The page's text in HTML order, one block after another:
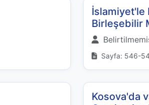
Birleşebilir
Sayfa: 546-
Kosova'da